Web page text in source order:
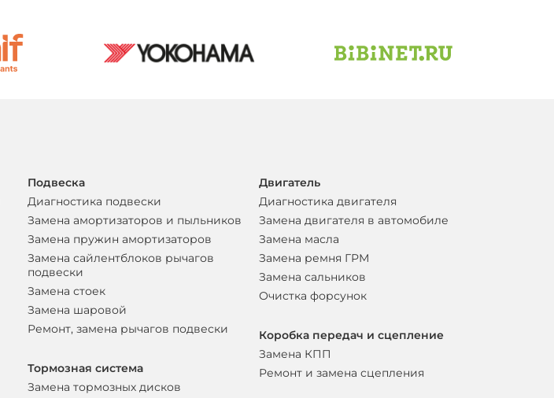
Подвеска
Диагностика подвески
Замена амортизаторов и пыльников
Замена пружин амортизаторов
Замена сайлентблоков рычагов
подвески
Замена стоек
Замена шаровой
Ремонт, замена рычагов подвески
Тормозная система
Замена тормозных дисков
Двигатель
Диагностика двигателя
Замена двигателя в автомобиле
Замена масла
Замена ремня ГРМ
Замена сальников
Очистка форсунок
Коробка передач и сцепление
Замена КПП
Ремонт и замена сцепления